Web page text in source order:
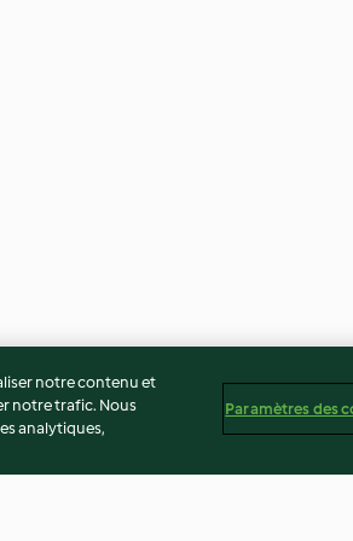
notre contenu et
notre trafic. Nous
analytiques,
Paramètres des